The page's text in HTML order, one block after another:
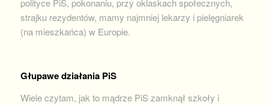
polityce PiS, pokonaniu, przy oklaskach społecznych,
strajku rezydentów, mamy najmniej lekarzy i pielęgniarek
(na mieszkańca) w Europie.
Głupawe działania PiS
Wiele czytam, jak to mądrze PiS zamknął szkoły i